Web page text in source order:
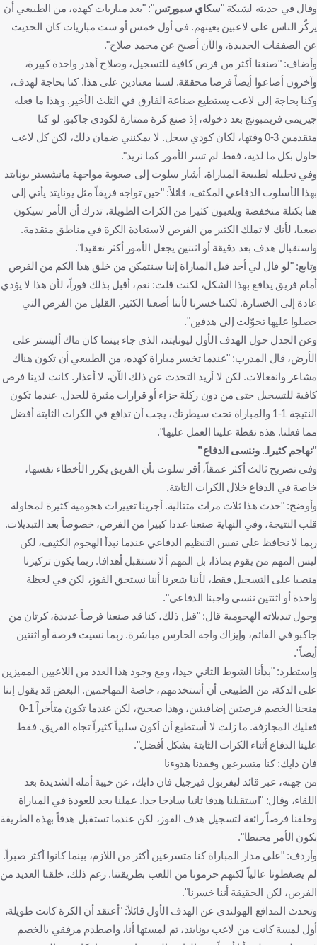
وقال في حديثه لشبكة "سكاي سبورتس": "بعد مباريات كهذه، من الطبيعي أن
يركّز الناس على لاعبين بعينهم. في أول خمس أو ست مباريات كان الحديث
عن الصفقات الجديدة، والآن أصبح عن محمد صلاح".
وأضاف: "صنعنا أكثر من فرص كافية للتسجيل، وصلاح أهدر واحدة كبيرة،
وآخرون أضاعوا أيضاً فرصا محققة. لسنا معتادين على هذا. كنا بحاجة لهدف،
وكنا بحاجة إلى لاعب يستطيع صناعة الفارق في الثلث الأخير. وهذا ما فعله
جيريمي فريمبونج بعد دخوله، إذ صنع كرة ممتازة لكودي جاكبو. لو كنا
متقدمين 3-0 وقتها، لكان كودي سجل. لا يمكنني ضمان ذلك، لكن كل لاعب
حاول بكل ما لديه، فقط لم تسر الأمور كما نريد".
وفي تحليله لطبيعة المباراة، أشار سلوت إلى صعوبة مواجهة مانشستر يونايتد
بهذا الأسلوب الدفاعي المكثف، قائلاً: "حين تواجه فريقاً مثل يونايتد يأتي إلى
هنا بكتلة منخفضة ويلعبون كثيرا من الكرات الطويلة، تدرك أن الأمر سيكون
صعبا، لأنك لا تملك الكثير من الفرص لاستعادة الكرة في مناطق متقدمة.
واستقبال هدف بعد دقيقة أو اثنتين يجعل الأمور أكثر تعقيدا".
وتابع: "لو قال لي أحد قبل المباراة إننا سنتمكن من خلق هذا الكم من الفرص
أمام فريق يدافع بهذا الشكل، لكنت قلت: نعم، أقبل بذلك فوراً، لأن هذا لا يؤدي
عادة إلى الخسارة. لكننا خسرنا لأننا أضعنا الكثير. القليل من الفرص التي
حصلوا عليها تحوّلت إلى هدفين".
وعن الجدل حول الهدف الأول ليونايتد، الذي جاء بينما كان ماك أليستر على
الأرض، قال المدرب: "عندما تخسر مباراة كهذه، من الطبيعي أن تكون هناك
مشاعر وانفعالات. لكن لا أريد التحدث عن ذلك الآن، لا أعذار. كانت لدينا فرص
كافية للتسجيل حتى من دون ركلة جزاء أو قرارات مثيرة للجدل. عندما تكون
النتيجة 1-1 والمباراة تحت سيطرتك، يجب أن تدافع في الكرات الثابتة أفضل
مما فعلنا. هذه نقطة علينا العمل عليها".
"نهاجم كثيرا.. وننسى الدفاع”
وفي تصريح ثالث أكثر عمقاً، أقر سلوت بأن الفريق يكرر الأخطاء نفسها،
خاصة في الدفاع خلال الكرات الثابتة.
وأوضح: "حدث هذا ثلاث مرات متتالية. أجرينا تغييرات هجومية كثيرة لمحاولة
قلب النتيجة، وفي النهاية صنعنا عددا كبيرا من الفرص، خصوصاً بعد التبديلات.
ربما لا نحافظ على نفس التنظيم الدفاعي عندما نبدأ الهجوم الكثيف، لكن
ليس المهم من يقوم بماذا، بل المهم ألا نستقبل أهدافا. ربما يكون تركيزنا
منصبا على التسجيل فقط، لأننا شعرنا أننا نستحق الفوز، لكن في لحظة
واحدة أو اثنتين ننسى واجبنا الدفاعي".
وحول تبديلاته الهجومية قال: "قبل ذلك، كنا قد صنعنا فرصاً عديدة، كرتان من
جاكبو في القائم، وإيزاك واجه الحارس مباشرة. ربما نسيت فرصة أو اثنتين
أيضاً".
واستطرد: "بدأنا الشوط الثاني جيدا، ومع وجود هذا العدد من اللاعبين المميزين
على الدكة، من الطبيعي أن أستخدمهم، خاصة المهاجمين. البعض قد يقول إننا
منحنا الخصم فرصتين إضافيتين، وهذا صحيح، لكن عندما تكون متأخراً 1-0
فعليك المجازفة. ما زلت لا أستطيع أن أكون سلبياً كثيراً تجاه الفريق. فقط
علينا الدفاع أثناء الكرات الثابتة بشكل أفضل".
فان دايك: كنا متسرعين وفقدنا هدوءنا
من جهته، عبر قائد ليفربول فيرجيل فان دايك، عن خيبة أمله الشديدة بعد
اللقاء، وقال: "استقبلنا هدفا ثانيا ساذجا جدا. عملنا بجد للعودة في المباراة
وخلقنا فرصاً رائعة لتسجيل هدف الفوز، لكن عندما تستقبل هدفاً بهذه الطريقة
يكون الأمر محبطا".
وأردف: "على مدار المباراة كنا متسرعين أكثر من اللازم، بينما كانوا أكثر صبراً.
لم يضغطونا عالياً لكنهم حرمونا من اللعب بطريقتنا. رغم ذلك، خلقنا العديد من
الفرص، لكن الحقيقة أننا خسرنا".
وتحدث المدافع الهولندي عن الهدف الأول قائلاً: "أعتقد أن الكرة كانت طويلة،
أول لمسة كانت من لاعب يونايتد، ثم لمستها أنا، واصطدم مرفقي بالخصم